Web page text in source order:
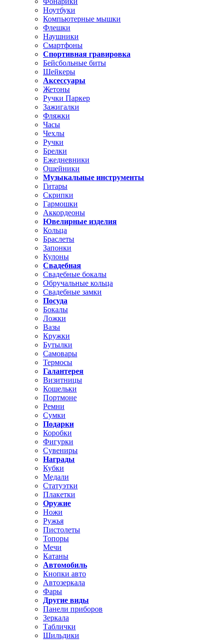
Ноутбуки
Компьютерные мышки
Флешки
Наушники
Смартфоны
Спортивная гравировка
Бейсбольные биты
Шейкеры
Аксессуары
Жетоны
Ручки Паркер
Зажигалки
Фляжки
Часы
Чехлы
Ручки
Брелки
Ежедневники
Ошейники
Музыкальные инструменты
Гитары
Скрипки
Гармошки
Аккордеоны
Ювелирные изделия
Кольца
Браслеты
Запонки
Кулоны
Свадебная
Свадебные бокалы
Обручальные кольца
Свадебные замки
Посуда
Бокалы
Ложки
Вазы
Кружки
Бутылки
Самовары
Термосы
Галантерея
Визитницы
Кошельки
Портмоне
Ремни
Сумки
Подарки
Коробки
Фигурки
Сувениры
Награды
Кубки
Медали
Статуэтки
Плакетки
Оружие
Ножи
Ружья
Пистолеты
Топоры
Мечи
Катаны
Автомобиль
Кнопки авто
Автозеркала
Фары
Другие виды
Панели приборов
Зеркала
Таблички
Шильдики